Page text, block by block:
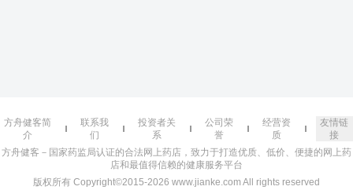
方舟健客简
介
联系我
们
投资者关
系
公司荣
誉
经营资
质
友情链
接
方舟健客－国家药监局认证的合法网上药店，致力于打造优质、低价、便捷的网上药
店和最值得信赖的健康服务平台
版权所有 Copyright©2015-2026 www.jianke.com All rights reserved